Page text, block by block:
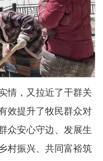
情，又拉近了干群关
效提升了牧民群众对
众安心守边、发展生
村振兴、共同富裕筑